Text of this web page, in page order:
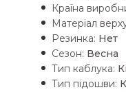
Країна
Матеріал
Резинка: Нет
Сезон: Весна
Тип каблука:
Тип підошви: